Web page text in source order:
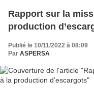
Rapport sur la
production
Publié le 10/11/2022 à 08:09
Par ASPERSA